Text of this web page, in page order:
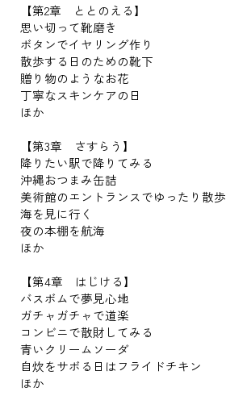
【第2章 ととのえる】
思い切って靴磨き
ボタンでイヤリング作り
散歩する日のための靴下
贈り物のようなお花
丁寧なスキンケアの日
ほか
【第3章 さすらう】
降りたい駅で降りてみる
沖縄おつまみ缶詰
美術館のエントランスでゆったり散歩
海を見に行く
夜の本棚を航海
ほか
【第4章 はじける】
バスボムで夢見心地
ガチャガチャで道楽
コンビニで散財してみる
青いクリームソーダ
自炊をサボる日はフライドチキン
ほか